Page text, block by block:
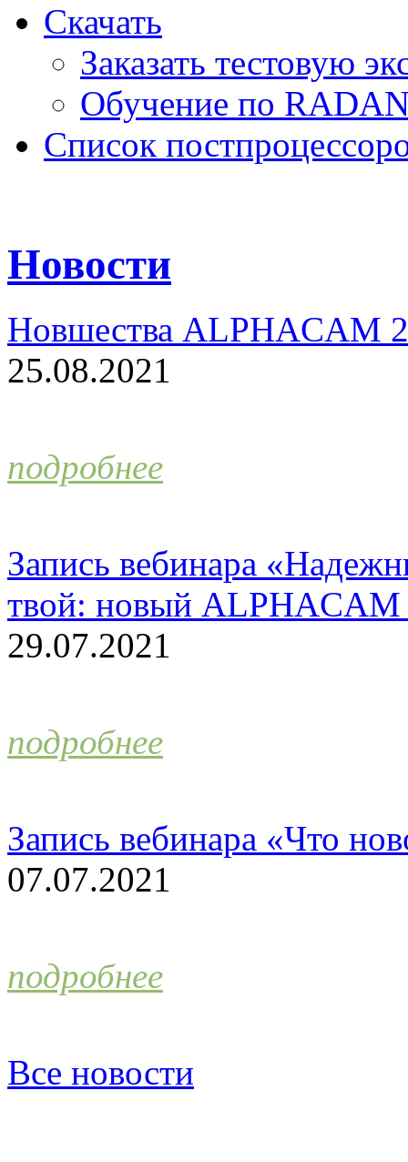
Скачать
Заказать тестовую
Обучение по
Список
Новости
Новшества ALPHACAM
25.08.2021
подробнее
Запись вебинара
твой: новый ALPHACAM
29.07.2021
подробнее
Запись вебинара «Что
07.07.2021
подробнее
Все новости